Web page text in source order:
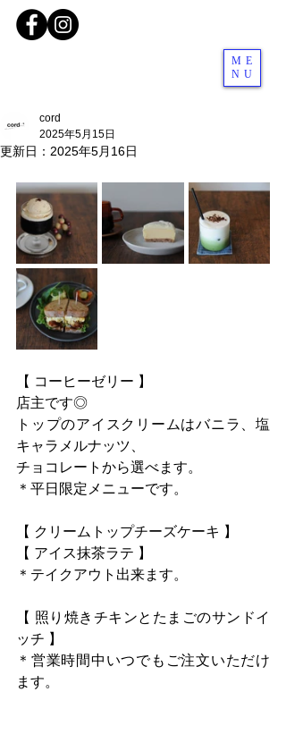
ME
NU
cord
2025年5月15日
更新日： 2025年5月16日
【 コーヒーゼリー 】
店主です◎
トップのアイスクリームはバニラ、塩
キャラメルナッツ、
チョコレートから選べます。
＊平日限定メニューです。
【 クリームトップチーズケーキ 】
【 アイス抹茶ラテ 】
＊テイクアウト出来ます。
【 照り焼きチキンとたまごのサンドイ
ッチ 】
＊営業時間中いつでもご注文いただけ
ます。